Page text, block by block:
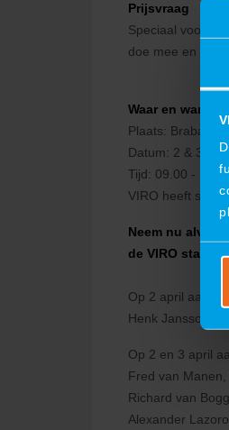
Prijsvraag
Speciaal voor de
doe mee en
Waar en wanneer:
Plaats:
Datum: 2 & 3
Tijd: 09.00 -
VIRO heeft
Neem nu alvast
de VIRO stand:
Op 2 april
Henk Janssonius,
Op 2 en 3 april
Fred van Manen,
Richard van
Alexander